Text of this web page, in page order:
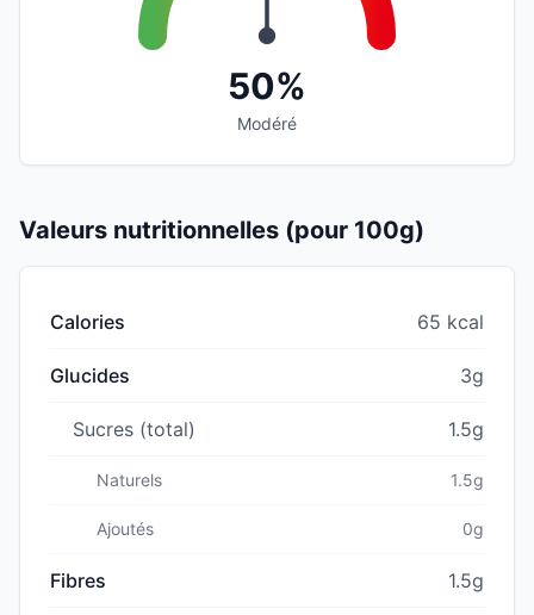
50%
Modéré
Valeurs nutritionnelles (pour 100g)
Calories 65 kcal
Glucides 3g
Sucres (total) 1.5g
Naturels 1.5g
Ajoutés 0g
Fibres 1.5g